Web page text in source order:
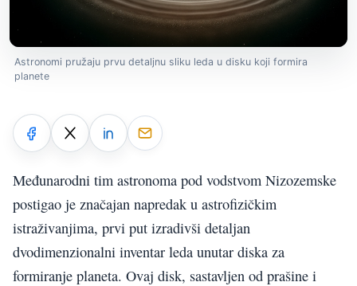
Astronomi pružaju prvu detaljnu sliku leda u disku koji formira
planete
Međunarodni tim astronoma pod vodstvom Nizozemske
postigao je značajan napredak u astrofizičkim
istraživanjima, prvi put izradivši detaljan
dvodimenzionalni inventar leda unutar diska za
formiranje planeta. Ovaj disk, sastavljen od prašine i